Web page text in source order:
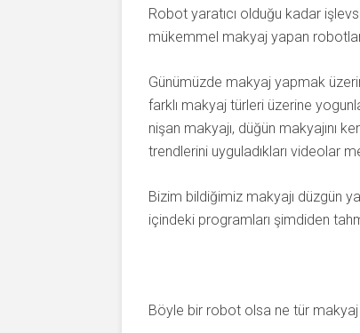
Robot yaratıcı olduğu kadar
mükemmel makyaj yapan
Günümüzde makyaj yapmak
farklı makyaj türleri üzerine
nişan makyajı, düğün makyajını
trendlerini uyguladıkları videolar
Bizim bildiğimiz makyajı düzgün
içindeki programları şimdiden
Böyle bir robot olsa ne tür